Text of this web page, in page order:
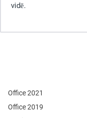
vidē.
Office 2021
Office 2019